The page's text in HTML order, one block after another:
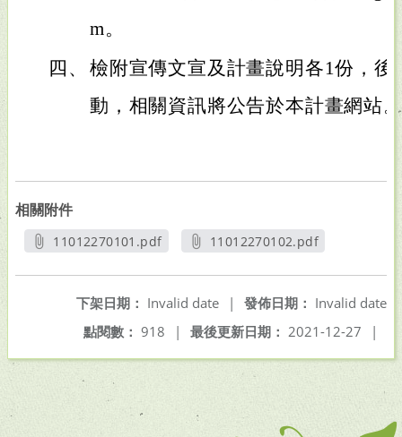
m。
四、 檢附宣傳文宣及計畫說明各1份，
動，相關資訊將公告於本計畫網站。
相關附件
11012270101.pdf
11012270102.pdf
發佈日期： Invalid date
下架日期： Invalid date
|
最後更新日期： 2021-12-27 |
點閱數： 918 |